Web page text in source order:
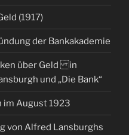
(1917)
der Bankakademie
über Geld in
und „Die Bank“
im August 1923
von Alfred Lansburghs